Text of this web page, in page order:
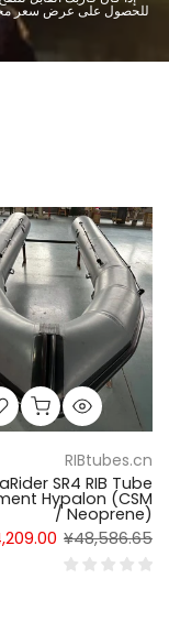
للحصول على عرض سعر
RIBtubes.cn
SR4 RIB Tube
Hypalon (CSM
/ Neoprene)
¥48,586.65